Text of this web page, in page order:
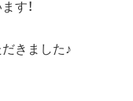
す！
きました♪